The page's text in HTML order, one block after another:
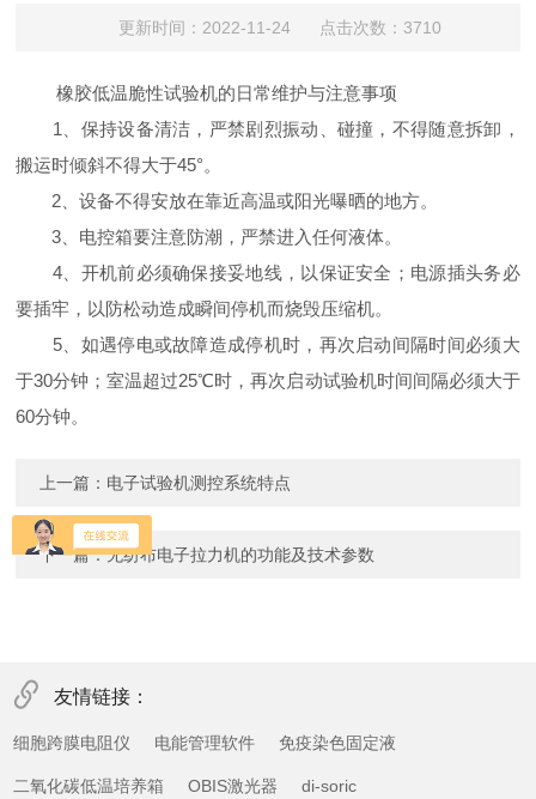
更新时间：2022-11-24 点击次数：3710
橡胶低温脆性试验机的日常维护与注意事项
1、保持设备清洁，严禁剧烈振动、碰撞，不得随意拆卸，
搬运时倾斜不得大于45°。
2、设备不得安放在靠近高温或阳光曝晒的地方。
3、电控箱要注意防潮，严禁进入任何液体。
4、开机前必须确保接妥地线，以保证安全；电源插头务必
要插牢，以防松动造成瞬间停机而烧毁压缩机。
5、如遇停电或故障造成停机时，再次启动间隔时间必须大
于30分钟；室温超过25℃时，再次启动试验机时间间隔必须大于
60分钟。
上一篇： 电子试验机测控系统特点
下一篇：无纺布电子拉力机的功能及技术参数
友情链接：
细胞跨膜电阻仪 电能管理软件 免疫染色固定液
二氧化碳低温培养箱 OBIS激光器 di-soric